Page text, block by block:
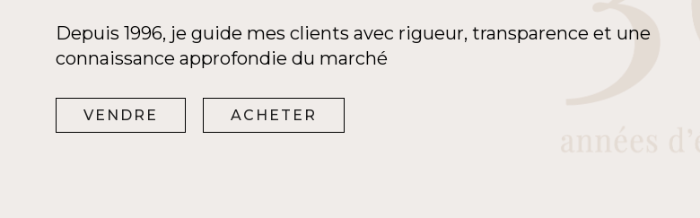
Depuis 1996, je guide mes clients avec rigueur, transparence et une
connaissance approfondie du marché
VENDRE ACHETER